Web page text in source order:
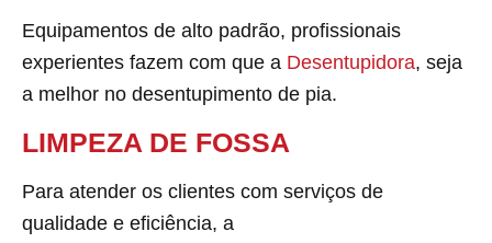
Equipamentos de alto padrão, profissionais
experientes fazem com que a Desentupidora, seja
a melhor no desentupimento de pia.
LIMPEZA DE FOSSA
Para atender os clientes com serviços de
qualidade e eficiência, a